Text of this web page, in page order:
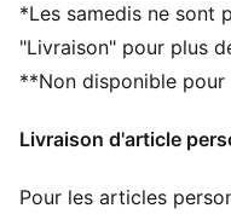
DÉTAILS
Fermeture à lacets
Dénivelé talon-pointe
Recommandé pour :
Poids : 290 g (taille
*Les samedis ne sont
"Livraison" pour plus
**Non disponible pour
Livraison d'article
Pour les articles